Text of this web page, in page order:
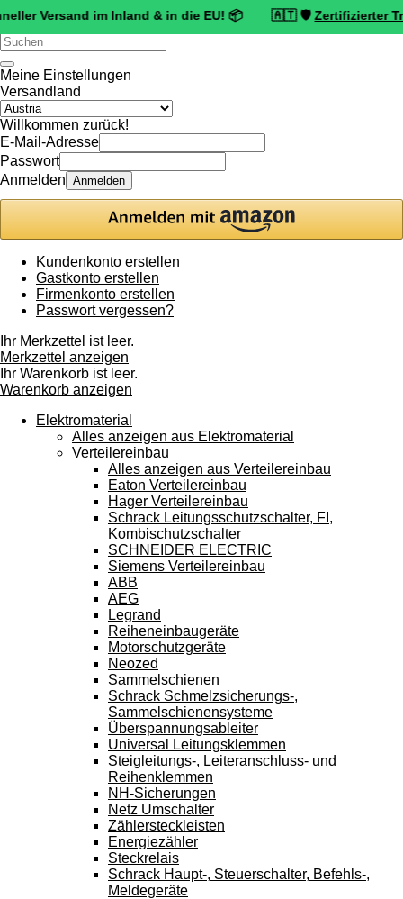
im Inland & in die EU! 📦 🇦🇹 🛡️ Zertifizierter Trusted
Verwende
die
oben
und
unten,
um
das
Ergebnis
auszuwählen.
Eingabetaste,
zum
ausgewählten
können
Touch-
und
Streichgesten
verwenden.
Meine Einstellungen
Versandland
Willkommen zurück!
E-Mail-Adresse
Passwort
Anmelden Anmelden
Kundenkonto erstellen
Gastkonto erstellen
Firmenkonto erstellen
Passwort vergessen?
Ihr Merkzettel ist leer.
Merkzettel anzeigen
Ihr Warenkorb ist leer.
Warenkorb anzeigen
Elektromaterial
Alles anzeigen aus Elektromaterial
Verteilereinbau
Alles anzeigen aus Verteilereinbau
Eaton Verteilereinbau
Hager Verteilereinbau
Schrack Leitungsschutzschalter, FI,
Kombischutzschalter
SCHNEIDER ELECTRIC
Siemens Verteilereinbau
ABB
AEG
Legrand
Reiheneinbaugeräte
Motorschutzgeräte
Neozed
Sammelschienen
Schrack Schmelzsicherungs-,
Sammelschienensysteme
Überspannungsableiter
Universal Leitungsklemmen
Steigleitungs-, Leiteranschluss- und
Reihenklemmen
NH-Sicherungen
Netz Umschalter
Zählersteckleisten
Energiezähler
Steckrelais
Schrack Haupt-, Steuerschalter, Befehls-,
Meldegeräte